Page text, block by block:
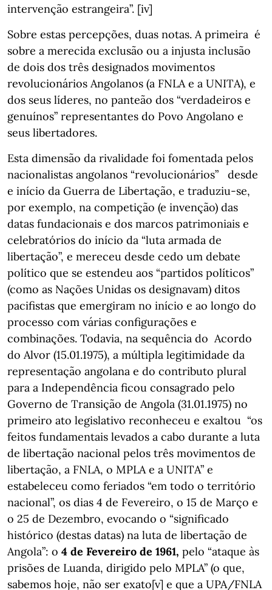
intervenção estrangeira”. [iv]
Sobre estas percepções, duas notas. A primeira é
sobre a merecida exclusão ou a injusta inclusão
de dois dos três designados movimentos
revolucionários Angolanos (a FNLA e a UNITA), e
dos seus líderes, no panteão dos “verdadeiros e
genuínos” representantes do Povo Angolano e
seus libertadores.
Esta dimensão da rivalidade foi fomentada pelos
nacionalistas angolanos “revolucionários” desde
e início da Guerra de Libertação, e traduziu-se,
por exemplo, na competição (e invenção) das
datas fundacionais e dos marcos patrimoniais e
celebratórios do início da “luta armada de
libertação”, e mereceu desde cedo um debate
político que se estendeu aos “partidos políticos”
(como as Nações Unidas os designavam) ditos
pacifistas que emergiram no início e ao longo do
processo com várias configurações e
combinações. Todavia, na sequência do Acordo
do Alvor (15.01.1975), a múltipla legitimidade da
representação angolana e do contributo plural
para a Independência ficou consagrado pelo
Governo de Transição de Angola (31.01.1975) no
primeiro ato legislativo reconheceu e exaltou “os
feitos fundamentais levados a cabo durante a luta
de libertação nacional pelos três movimentos de
libertação, a FNLA, o MPLA e a UNITA” e
estabeleceu como feriados “em todo o território
nacional”, os dias 4 de Fevereiro, o 15 de Março e
o 25 de Dezembro, evocando o “significado
histórico (destas datas) na luta de libertação de
Angola”: o 4 de Fevereiro de 1961, pelo “ataque às
prisões de Luanda, dirigido pelo MPLA” (o que,
sabemos hoje, não ser exato[v] e que a UPA/FNLA